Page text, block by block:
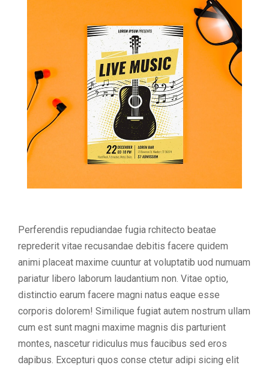
Perferendis repudiandae fugia rchitecto beatae
reprederit vitae recusandae debitis facere quidem
animi placeat maxime cuuntur at voluptatib uod numuam
pariatur libero laborum laudantium non. Vitae optio,
distinctio earum facere magni natus eaque esse
corporis dolorem! Similique fugiat autem nostrum ullam
cum est sunt magni maxime magnis dis parturient
montes, nascetur ridiculus mus faucibus sed eros
dapibus. Excepturi quos conse ctetur adipi sicing elit